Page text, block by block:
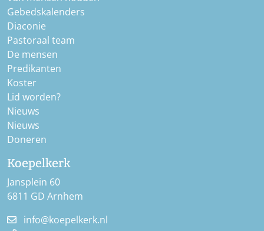
Gebedskalenders
Diaconie
Pastoraal team
De mensen
Predikanten
Koster
Lid worden?
Nieuws
Nieuws
Doneren
Koepelkerk
Jansplein 60
6811 GD Arnhem
info@koepelkerk.nl